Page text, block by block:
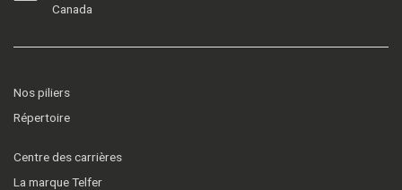
Canada
Nos piliers
Répertoire
Centre des carrières
La marque Telfer